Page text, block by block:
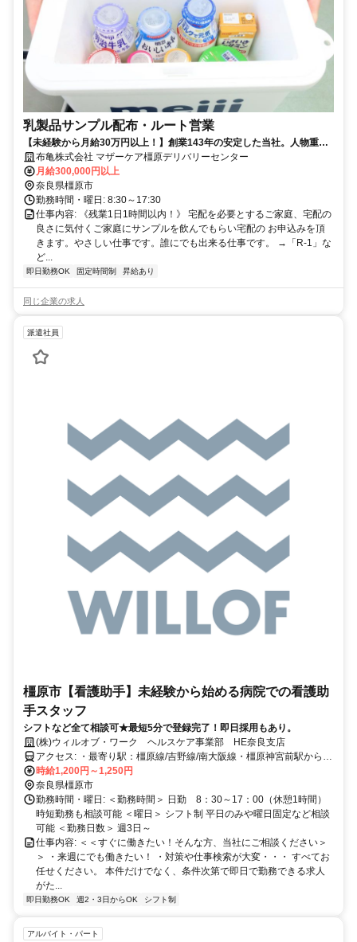
乳製品サンプル配布・ルート営業
【未経験から月給30万円以上！】創業143年の安定した当社。人物重
視・年齢学歴不問です！
布亀株式会社 マザーケア橿原デリバリーセンター
月給300,000円以上
奈良県橿原市
勤務時間・曜日: 8:30～17:30
仕事内容: 《残業1日1時間以内！》 宅配を必要とするご家庭、宅配の
良さに気付くご家庭にサンプルを飲んでもらい宅配の お申込みを頂
きます。やさしい仕事です。誰にでも出来る仕事です。 →「R-1」な
ど...
即日勤務OK 固定時間制 昇給あり
同じ企業の求人
派遣社員
橿原市【看護助手】未経験から始める病院での看護助
手スタッフ
シフトなど全て相談可★最短5分で登録完了！即日採用もあり。
(株)ウィルオブ・ワーク ヘルスケア事業部 HE奈良支店
アクセス: ・最寄り駅：橿原線/吉野線/南大阪線・橿原神宮前駅から徒
歩15分 ・車通勤可能
時給1,200円～1,250円
奈良県橿原市
勤務時間・曜日: ＜勤務時間＞ 日勤 8：30～17：00（休憩1時間）
時短勤務も相談可能 ＜曜日＞ シフト制 平日のみや曜日固定など相談
可能 ＜勤務日数＞ 週3日～
仕事内容: ＜＜すぐに働きたい！そんな方、当社にご相談ください＞
＞ ・来週にでも働きたい！ ・対策や仕事検索が大変・・・ すべてお
任せください。 本件だけでなく、条件次第で即日で勤務できる求人
がた...
即日勤務OK 週2・3日からOK シフト制
アルバイト・パート